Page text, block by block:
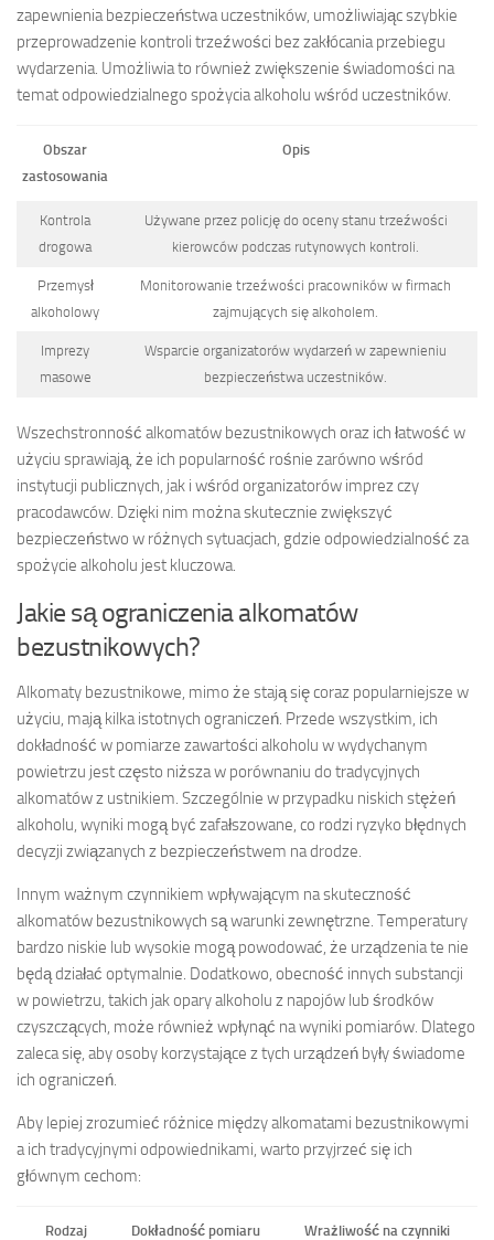
zapewnienia bezpieczeństwa uczestników, umożliwiając szybkie
przeprowadzenie kontroli trzeźwości bez zakłócania przebiegu
wydarzenia. Umożliwia to również zwiększenie świadomości na
temat odpowiedzialnego spożycia alkoholu wśród uczestników.
Obszar
zastosowania
Opis
Kontrola
drogowa
Używane przez policję do oceny stanu trzeźwości
kierowców podczas rutynowych kontroli.
Przemysł
alkoholowy
Monitorowanie trzeźwości pracowników w firmach
zajmujących się alkoholem.
Imprezy
masowe
Wsparcie organizatorów wydarzeń w zapewnieniu
bezpieczeństwa uczestników.
Wszechstronność alkomatów bezustnikowych oraz ich łatwość w
użyciu sprawiają, że ich popularność rośnie zarówno wśród
instytucji publicznych, jak i wśród organizatorów imprez czy
pracodawców. Dzięki nim można skutecznie zwiększyć
bezpieczeństwo w różnych sytuacjach, gdzie odpowiedzialność za
spożycie alkoholu jest kluczowa.
Jakie są ograniczenia alkomatów
bezustnikowych?
Alkomaty bezustnikowe, mimo że stają się coraz popularniejsze w
użyciu, mają kilka istotnych ograniczeń. Przede wszystkim, ich
dokładność w pomiarze zawartości alkoholu w wydychanym
powietrzu jest często niższa w porównaniu do tradycyjnych
alkomatów z ustnikiem. Szczególnie w przypadku niskich stężeń
alkoholu, wyniki mogą być zafałszowane, co rodzi ryzyko błędnych
decyzji związanych z bezpieczeństwem na drodze.
Innym ważnym czynnikiem wpływającym na skuteczność
alkomatów bezustnikowych są warunki zewnętrzne. Temperatury
bardzo niskie lub wysokie mogą powodować, że urządzenia te nie
będą działać optymalnie. Dodatkowo, obecność innych substancji
w powietrzu, takich jak opary alkoholu z napojów lub środków
czyszczących, może również wpłynąć na wyniki pomiarów. Dlatego
zaleca się, aby osoby korzystające z tych urządzeń były świadome
ich ograniczeń.
Aby lepiej zrozumieć różnice między alkomatami bezustnikowymi
a ich tradycyjnymi odpowiednikami, warto przyjrzeć się ich
głównym cechom:
Rodzaj
Dokładność pomiaru
Wrażliwość na czynniki